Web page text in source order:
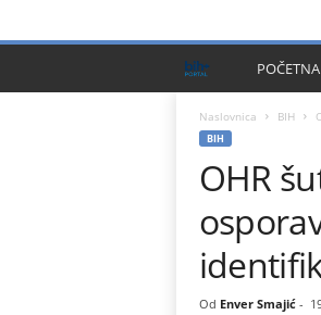
I
H
l
u
POČETNA
Naslovnica BIH
BIH
OHR
Od Enver Smajić-